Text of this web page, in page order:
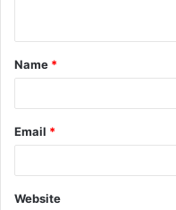
t
*
Name *
Email *
Website